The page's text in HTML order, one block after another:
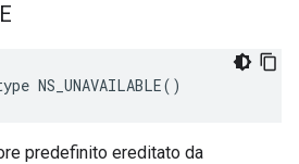
NS_UNAVAILABLE()
predefinito ereditato da